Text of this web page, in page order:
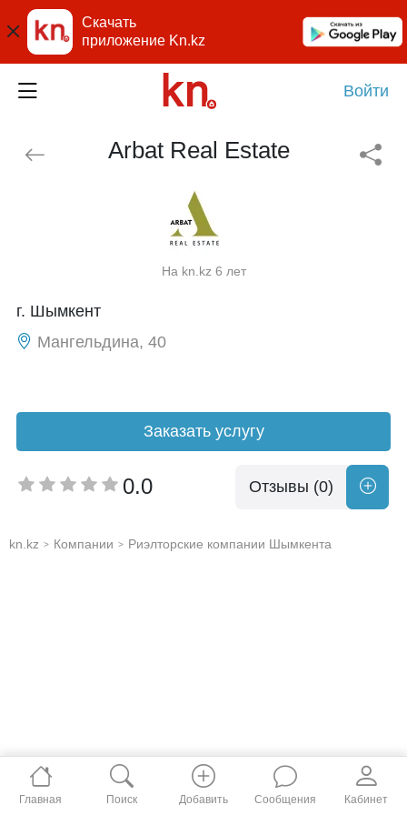
Скачать
приложение Kn.kz
Войти
Arbat Real Estate
На kn.kz 6 лет
г. Шымкент
Мангельдина, 40
Заказать услугу
0.0 Отзывы (0)
kn.kz > Компании > Риэлторские компании Шымкента
Главная Поиск Добавить Сообщения Кабинет